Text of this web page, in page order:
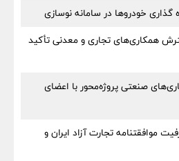
گذاری خودروها در سامانه نوسازی
همکاری‌های تجاری و معدنی تأکید
صنعتی پروژه‌محور با اعضای
موافقتنامه تجارت آزاد ایران و